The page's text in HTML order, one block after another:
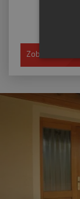
Zobrazit